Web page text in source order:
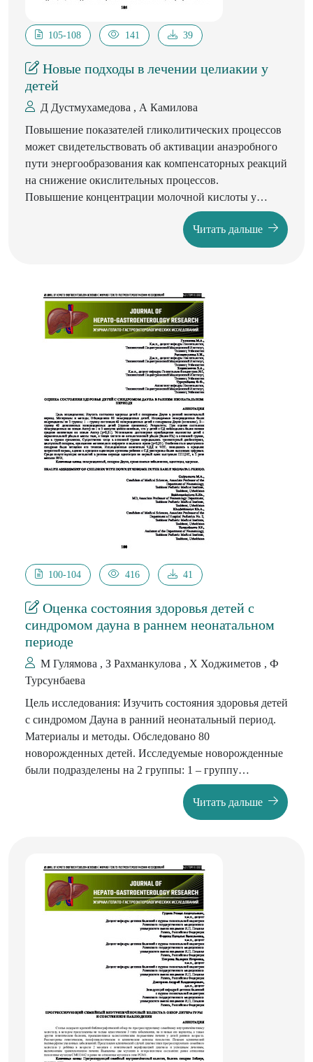
105-108 141 39
Новые подходы в лечении целиакии у
детей
Д Дустмухамедова , А Камилова
Повышение показателей гликолитических процессов
может свидетельствовать об активации анаэробного
пути энергообразования как компенсаторных реакций
на снижение окислительных процессов.
Повышение концентрации молочной кислоты у
наблюдаемых детей может быть связано не только с
усилением гликолитических процессов, но и с
нарушением в печени ресинтеза молочной кислоты в
пирувата, что свидетельствует о преобладании у детей
тканевой гипоксии что, по видимому, связано с
длительностью патологического процесса. В отличие
от базисной терапии лечение больных с энтеральной
недостаточностью с использованием
фитоэкдистероида, сокращает продолжительность
клинико-лабораторных симптомов среди пациентов с
целиакией.
Читать дальше
100-104 416 41
Оценка состояния здоровья детей с
синдромом дауна в раннем неонатальном
периоде
М Гулямова , З Рахманкулова , Х Ходжиметов , Ф
Турсунбаева
Цель исследования: Изучить состояния здоровья детей
с синдромом Дауна в ранний неонатальный период.
Материалы и методы. Обследовано 80
новорожденных детей. Исследуемые новорожденные
были подразделены на 2 группы: 1 – группу
составили 40 новорожденных детей с синдромом
Дауна (основная), 2— группу 40 доношенных
новорожденных детей (группа сравнения).
детей с СД наблюдались более низкие средние
показатели по шкале Апгар (р<0,01). Установлено
достоверное преобладание количества детей с
первоначальной убылью массы тела, а также частота
ее патологической убыли (более 8%) в основной
группе, чем в группе сравнения. Существенно чаще в
основной группе определялись транзиторный
дисбактериоз, желтушный синдром, проявление
мочекислого инфаркта и полового криза (р<0,05).
Особенностью желтушного синдрома было затяжное
его течение. Исследованные показатели ЧДД и ЧСС.
находились в пределах возрастной нормы, однако в
Читать дальше